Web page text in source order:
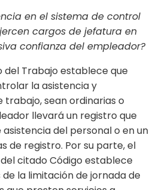
en el sistema de control
cargos de jefatura en
confianza del empleador?
del Trabajo establece que
la asistencia y
sean ordinarias o
llevará un registro que
del personal o en un
de registro. Por su parte, el
citado Código establece
la limitación de jornada de